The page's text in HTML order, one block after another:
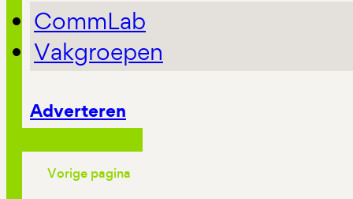
CommLab
Vakgroepen
Adverteren
Vorige pagina